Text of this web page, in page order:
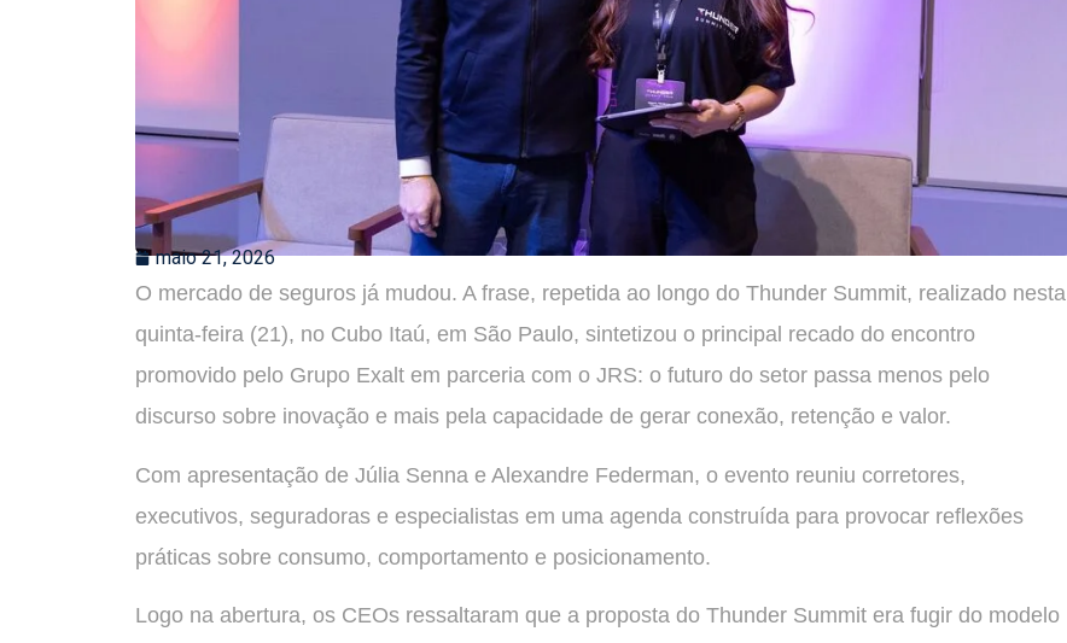
maio 21, 2026
O mercado de seguros já mudou. A frase, repetida ao longo do Thunder Summit, realizado nesta
quinta-feira (21), no Cubo Itaú, em São Paulo, sintetizou o principal recado do encontro
promovido pelo Grupo Exalt em parceria com o JRS: o futuro do setor passa menos pelo
discurso sobre inovação e mais pela capacidade de gerar conexão, retenção e valor.
Com apresentação de Júlia Senna e Alexandre Federman, o evento reuniu corretores,
executivos, seguradoras e especialistas em uma agenda construída para provocar reflexões
práticas sobre consumo, comportamento e posicionamento.
Logo na abertura, os CEOs ressaltaram que a proposta do Thunder Summit era fugir do modelo